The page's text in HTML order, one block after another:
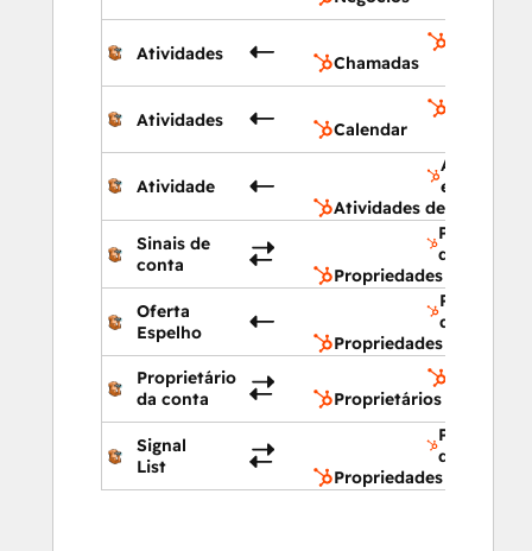
Atividades
Chamadas
Atividades
Calendar
Atividade
Atividades
e-mail
Atividades de e-mail
Sinais de
conta
da
Propriedades da
Oferta
Espelho
do acordo
Propriedades do acordo
Proprietário
da conta
Proprietários
Signal
List
da
Propriedades da